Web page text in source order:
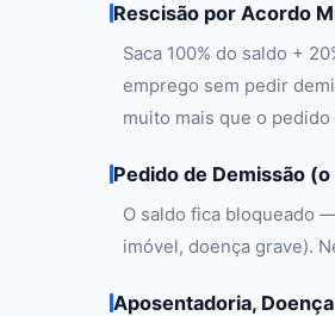
Rescisão por Acordo
Saca 100% do saldo +
emprego sem pedir
muito mais que o pedido
Pedido de Demissão
O saldo fica bloqueado
imóvel, doença grave).
Aposentadoria,